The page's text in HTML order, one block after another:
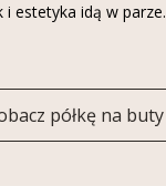
estetyka idą w parze.
półkę na buty